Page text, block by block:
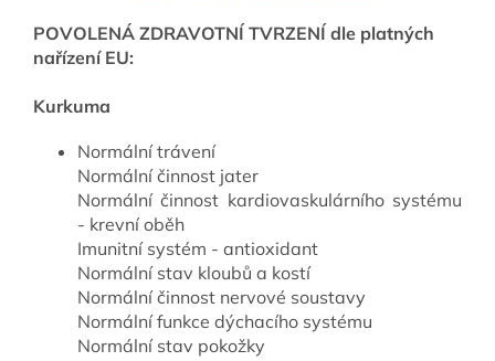
POVOLENÁ ZDRAVOTNÍ TVRZENÍ dle platných
nařízení EU:
Kurkuma
Normální trávení
Normální činnost jater
Normální činnost kardiovaskulárního systému
- krevní oběh
Imunitní systém - antioxidant
Normální stav kloubů a kostí
Normální činnost nervové soustavy
Normální funkce dýchacího systému
Normální stav pokožky